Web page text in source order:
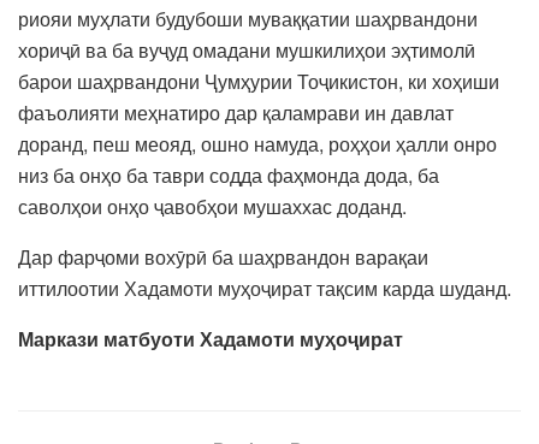
риояи муҳлати будубоши муваққатии шаҳрвандони
хориҷӣ ва ба вуҷуд омадани мушкилиҳои эҳтимолӣ
барои шаҳрвандони Ҷумҳурии Тоҷикистон, ки хоҳиши
фаъолияти меҳнатиро дар қаламрави ин давлат
доранд, пеш меояд, ошно намуда, роҳҳои ҳалли онро
низ ба онҳо ба таври содда фаҳмонда дода, ба
саволҳои онҳо ҷавобҳои мушаххас доданд.
Дар фарҷоми вохӯрӣ ба шаҳрвандон варақаи
иттилоотии Хадамоти муҳоҷират тақсим карда шуданд.
Маркази матбуоти Хадамоти муҳоҷират